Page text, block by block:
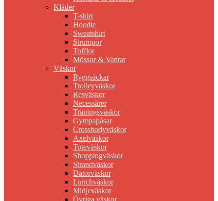
Kläder
T-shirt
Hoodie
Sweatshirt
Strumpor
Tofflor
Mössor & Vantar
Väskor
Ryggsäckar
Trolleyväskor
Resväskor
Necessärer
Träningsväskor
Gympapåsar
Crossbodyväskor
Axelväskor
Toteväskor
Shoppingväskor
Strandväskor
Datorväskor
Lunchväskor
Midjeväskor